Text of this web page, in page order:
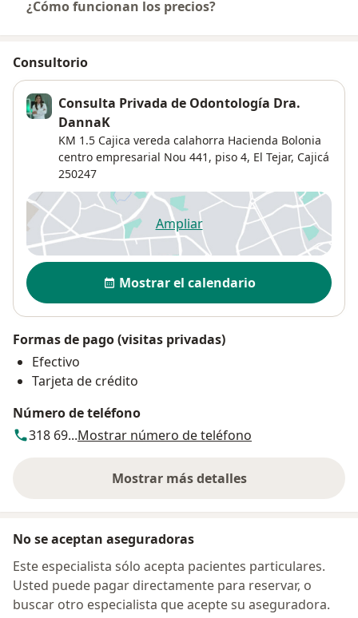
¿Cómo funcionan los precios?
Consultorio
Consulta Privada de Odontología Dra.
DannaK
KM 1.5 Cajica vereda calahorra Hacienda Bolonia
centro empresarial Nou 441, piso 4, El Tejar, Cajicá
250247
Ampliarse abre en una nueva
Disponibilidad
Mostrar el calendario
Formas de pago (visitas privadas)
Efectivo
Tarjeta de crédito
Número de teléfono
318 69...Mostrar número de teléfono
Mostrar más detalles
sobre la dirección
No se aceptan aseguradoras
Este especialista sólo acepta pacientes particulares.
Usted puede pagar directamente para reservar, o
buscar otro especialista que acepte su aseguradora.